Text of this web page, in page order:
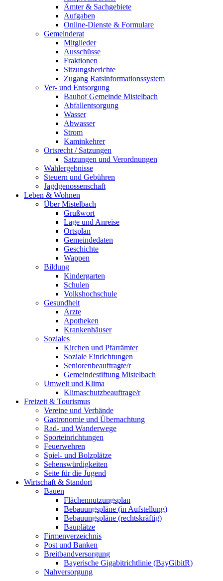
Ämter & Sachgebiete
Aufgaben
Online-Dienste & Formulare
Gemeinderat
Mitglieder
Ausschüsse
Fraktionen
Sitzungsberichte
Zugang Ratsinformationssystem
Ver- und Entsorgung
Bauhof Gemeinde Mistelbach
Abfallentsorgung
Wasser
Abwasser
Strom
Kaminkehrer
Ortsrecht / Satzungen
Satzungen und Verordnungen
Wahlergebnisse
Steuern und Gebühren
Jagdgenossenschaft
Leben & Wohnen
Über Mistelbach
Grußwort
Lage und Anreise
Ortsplan
Gemeindedaten
Geschichte
Wappen
Bildung
Kindergarten
Schulen
Volkshochschule
Gesundheit
Ärzte
Apotheken
Krankenhäuser
Soziales
Kirchen und Pfarrämter
Soziale Einrichtungen
Seniorenbeauftragte/r
Gemeindestiftung Mistelbach
Umwelt und Klima
Klimaschutzbeauftrage/r
Freizeit & Tourismus
Vereine und Verbände
Gastronomie und Übernachtung
Rad- und Wanderwege
Sporteinrichtungen
Feuerwehren
Spiel- und Bolzplätze
Sehenswürdigkeiten
Seite für die Jugend
Wirtschaft & Standort
Bauen
Flächennutzungsplan
Bebauungspläne (in Aufstellung)
Bebauungspläne (rechtskräftig)
Bauplätze
Firmenverzeichnis
Post und Banken
Breitbandversorgung
Bayerische Gigabitrichtlinie (BayGibitR)
Nahversorgung